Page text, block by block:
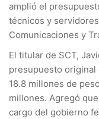
amplió el
técnicos y
Comunicaciones y
El titular de SCT,
presupuesto original
18.8 millones de
millones. Agregó
cargo del gobierno